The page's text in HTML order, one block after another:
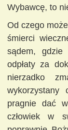
Wybawcę, to
Od czego
śmierci
sądem, gdzie
odpłaty za
nierzadko
wykorzystany
pragnie dać
człowiek w